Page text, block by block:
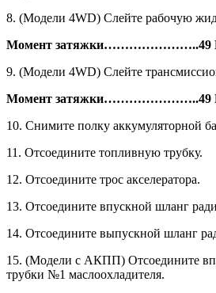
8. (Модели 4WD) Слейте рабочую
Момент затяжки…………………..49
9. (Модели 4WD) Слейте
Момент затяжки…………………..49
10. Снимите полку аккумуляторной
11. Отсоедините топливную трубку.
12. Отсоедините трос акселератора.
13. Отсоедините впускной шланг
14. Отсоедините выпускной шланг
15. (Модели с АКПП) Отсоедините
трубки №1 маслоохладителя.